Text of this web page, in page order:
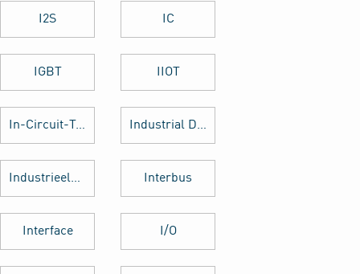
I2S IC
IGBT IIOT
In-Circuit-Test Industrial Design
Industrieelektronik Interbus
Interface I/O